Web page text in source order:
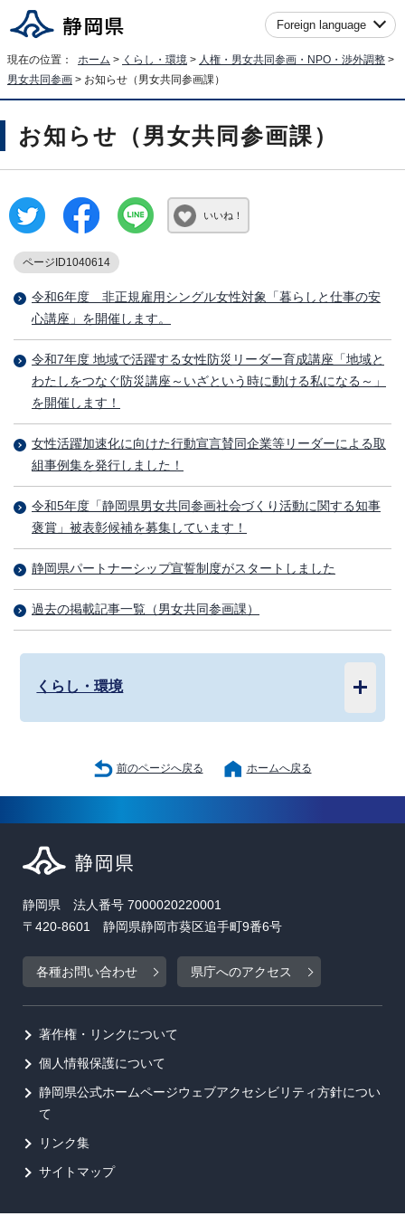
Foreign language
現在の位置： ホーム > くらし・環境 > 人権・男女共同参画・NPO・渉外調整 >
男女共同参画 > お知らせ（男女共同参画課）
お知らせ（男女共同参画課）
いいね！
ページID1040614
令和6年度 非正規雇用シングル女性対象「暮らしと仕事の安
心講座」を開催します。
令和7年度 地域で活躍する女性防災リーダー育成講座「地域と
わたしをつなぐ防災講座～いざという時に動ける私になる～」
を開催します！
女性活躍加速化に向けた行動宣言賛同企業等リーダーによる取
組事例集を発行しました！
令和5年度「静岡県男女共同参画社会づくり活動に関する知事
褒賞」被表彰候補を募集しています！
静岡県パートナーシップ宣誓制度がスタートしました
過去の掲載記事一覧（男女共同参画課）
くらし・環境
前のページへ戻る ホームへ戻る
静岡県 法人番号 7000020220001
〒420-8601 静岡県静岡市葵区追手町9番6号
各種お問い合わせ 県庁へのアクセス
著作権・リンクについて
個人情報保護について
静岡県公式ホームページウェブアクセシビリティ方針につい
て
リンク集
サイトマップ